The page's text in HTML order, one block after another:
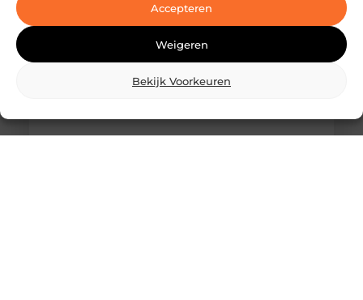
Accepteren
Weigeren
Bekijk Voorkeuren